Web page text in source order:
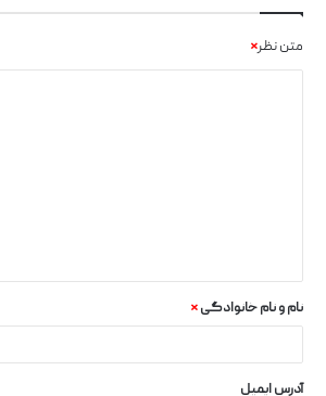
متن نظر*
نام و نام خانوادگی*
آدرس ایمیل